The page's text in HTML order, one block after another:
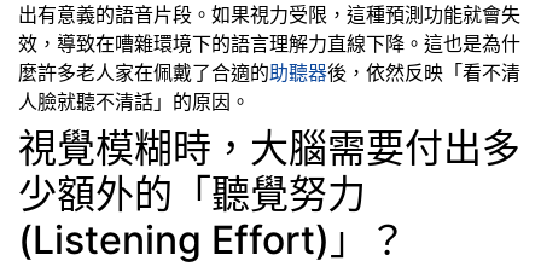
出有意義的語音片段。如果視力受限，這種預測功能就會失
效，導致在嘈雜環境下的語言理解力直線下降。這也是為什
麼許多老人家在佩戴了合適的助聽器後，依然反映「看不清
人臉就聽不清話」的原因。
視覺模糊時，大腦需要付出多
少額外的「聽覺努力
(Listening Effort)」？